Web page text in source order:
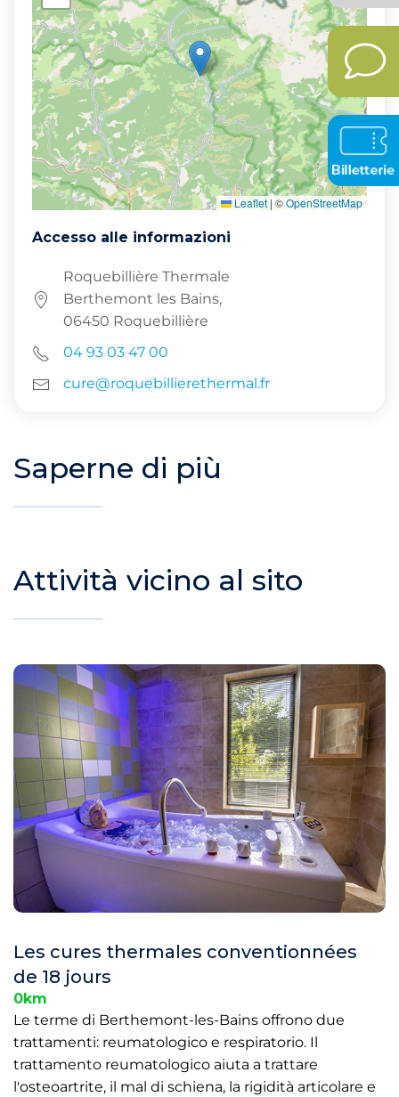
Leaflet | ©OpenStreetMap
Accesso alle informazioni
Roquebillière Thermale
Berthemont les Bains,
06450 Roquebillière
04 93 03 47 00
cure@roquebillierethermal.fr
Saperne di più
Attività vicino al sito
Les cures thermales conventionnées
de 18 jours
0km
Le terme di Berthemont-les-Bains offrono due
trattamenti: reumatologico e respiratorio. Il
trattamento reumatologico aiuta a trattare
l'osteoartrite, il mal di schiena, la rigidità articolare e